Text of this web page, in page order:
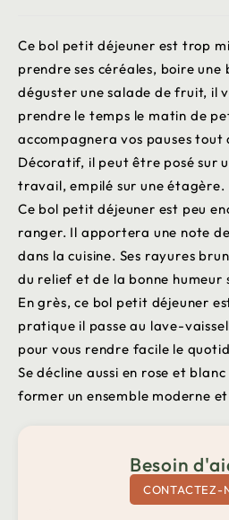
Ce bol petit déjeuner est trop
prendre ses céréales, boire une
déguster une salade de fruit, il
prendre le temps le matin de
accompagnera vos pauses tout
Décoratif, il peut être posé sur
travail, empilé sur une étagère.
Ce bol petit déjeuner est peu
ranger. Il apportera une note
dans la cuisine. Ses rayures
du relief et de la bonne humeur
En grès, ce bol petit déjeuner
pratique il passe au lave-
pour vous rendre facile le
Se décline aussi en rose et
former un ensemble moderne
Besoin
CONTACTEZ-